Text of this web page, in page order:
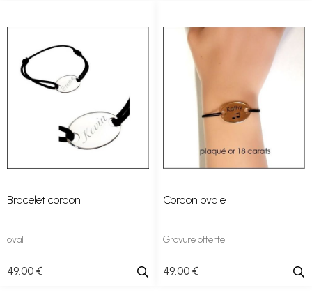
Bracelet cordon
oval
49.00 €
Cordon ovale
Gravure offerte
49.00 €